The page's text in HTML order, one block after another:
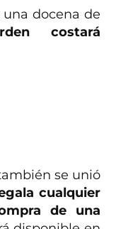
una docena de
costará
se unió
cualquier
de una